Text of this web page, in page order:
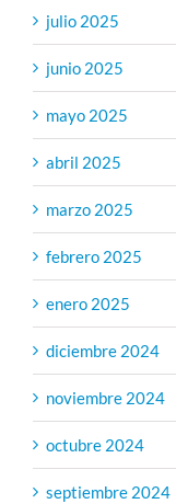
julio 2025
junio 2025
mayo 2025
abril 2025
marzo 2025
febrero 2025
enero 2025
diciembre 2024
noviembre 2024
octubre 2024
septiembre 2024